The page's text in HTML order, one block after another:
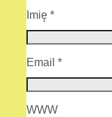
Imię *
Email *
WWW